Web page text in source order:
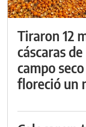
Tiraron 12
cáscaras
campo
floreció un